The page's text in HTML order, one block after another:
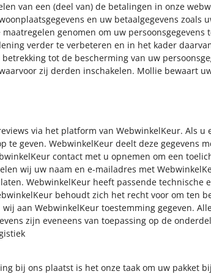
van een (deel van) de betalingen in onze
en uw betaalgegevens
genomen om uw
verder te verbeteren en in het kader
tot de bescherming van uw
zij derden inschakelen. Mollie bewaart
via het platform van WebwinkelKeur. Als
te geven. WebwinkelKeur deelt deze gegevens
contact met u opnemen om een
wij uw naam en e-mailadres met
WebwinkelKeur heeft passende
behoudt zich het recht voor om ten
aan WebwinkelKeur toestemming gegeven.
zijn eveneens van toepassing op de
bij ons plaatst is het onze taak om uw pakket